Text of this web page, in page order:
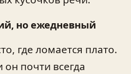
но ежедневный
где ломается плато.
почти всегда